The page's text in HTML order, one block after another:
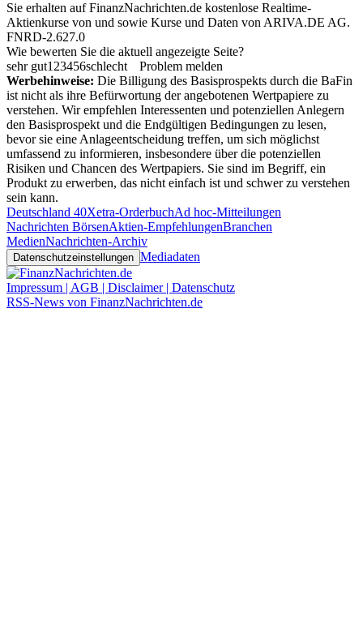
Sie erhalten auf FinanzNachrichten.de kostenlose Realtime-
Aktienkurse von und sowie Kurse und Daten von ARIVA.DE AG.
FNRD-2.627.0
Wie bewerten Sie die aktuell angezeigte Seite?
sehr gut1 23456schlecht
Problem melden
Werbehinweise: Die Billigung des Basisprospekts durch die BaFin
ist nicht als ihre Befürwortung der angebotenen Wertpapiere zu
verstehen. Wir empfehlen Interessenten und potenziellen Anlegern
den Basisprospekt und die Endgültigen Bedingungen zu lesen,
bevor sie eine Anlageentscheidung treffen, um sich möglichst
umfassend zu informieren, insbesondere über die potenziellen
Risiken und Chancen des Wertpapiers. Sie sind im Begriff, ein
Produkt zu erwerben, das nicht einfach ist und schwer zu verstehen
sein kann.
Deutschland 40Xetra-OrderbuchAd hoc-Mitteilungen
Nachrichten BörsenAktien-EmpfehlungenBranchen
MedienNachrichten-Archiv
Datenschutzeinstellungen Mediadaten
Impressum | AGB | Disclaimer | Datenschutz
RSS-News von FinanzNachrichten.de